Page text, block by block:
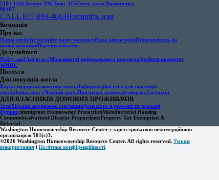
5101 14th Avenue NWЛюкс 315Сіетл, штат Вашингтон
98107
CALL 877-894-4663Напишіть нам
Компанія
Про нас
Наша місіяЗустрічайте нашу командуРада директорівПриєднуйтесь до
нашої командиВідгуки клієнтів
Долучайтеся
Policy and AdvocacyМожливості реферального партнераЗробити пожертву
WHRC
Послуги
Для покупців житла
Карта подорожі покупця житлаІнформаційні сесії для покупців
житлаІніціатива «Чорний дім».Програма домовласництва Covenant
ДЛЯ ВЛАСНИКІВ ДОМОВИХ ПРОЖИВАЧІВ
Запобігання зверненню стягненняДопомога в ремонті та ремонті
будинкуImmigrant Homeowner ProtectionManufactured Housing
CommunitiesNatural Disaster PrepardnessProperty Tax Exemption &
Deferral
Washington Homeownership Resource Center є зареєстрованою некомерційною
організацією 501(c)3.
©2026 Washington Homeownership Resource Center. All rights reserved. Умови
використання і Політика конфіденційності.